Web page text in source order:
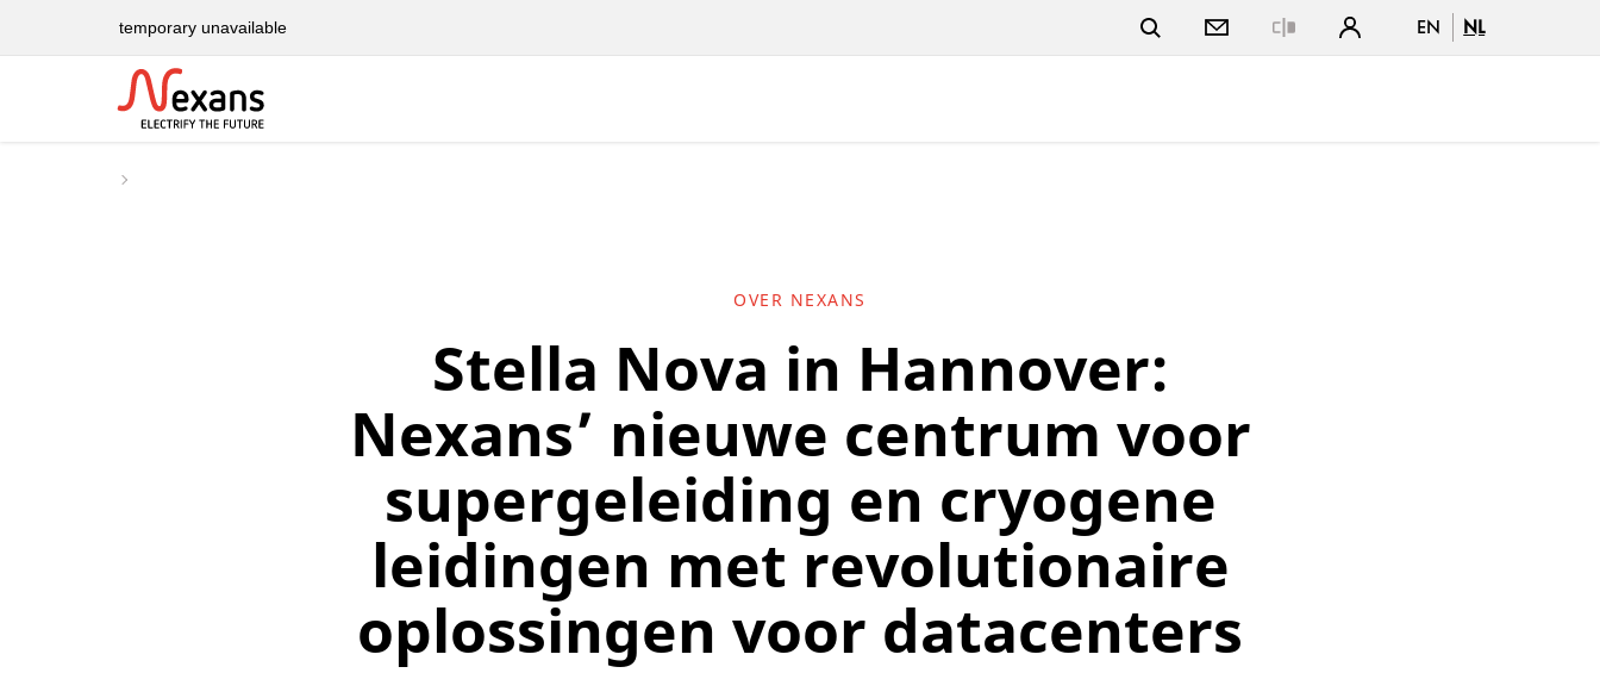
temporary unavailable EN NL
OVER NEXANS
Stella Nova in Hannover:
Nexans’ nieuwe centrum voor
supergeleiding en cryogene
leidingen met revolutionaire
oplossingen voor datacenters